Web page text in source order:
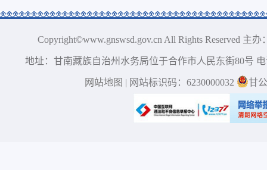
Copyright©www.gnswsd.gov.cn All Rights Reserved
地址：甘南藏族自治州水务局位于合作市人民东街80号
网站地图 | 网站标识码：6230000032 甘